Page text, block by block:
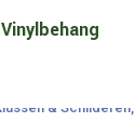
Vinylbehang